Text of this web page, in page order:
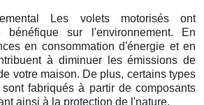
Les volets motorisés ont
sur l'environnement. En
en consommation d'énergie et en
à diminuer les émissions de
votre maison. De plus, certains types
fabriqués à partir de composants
ainsi à la protection de l'nature.